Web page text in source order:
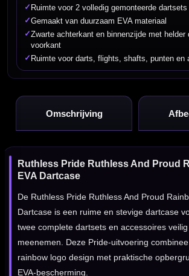
✓ Ruimte voor 2 volledig gemonteerde dartsets
✓Gemaakt van duurzaam EVA materiaal
✓Zwarte achterkant en binnenzijde met helder
voorkant
✓ Ruimte voor darts, flights, shafts, punten en
Omschrijving
Ruthless Pride Ruthless And Proud
EVA Dartcase
De Ruthless Pride Ruthless And Proud
Dartcase is een ruime en stevige dartcase
twee complete dartsets en accessoires veilig
meenemen. Deze Pride-uitvoering
rainbow logo design met praktische
EVA-bescherming.